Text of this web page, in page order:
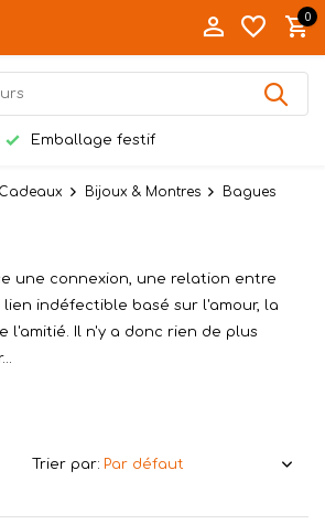
0
Emballage festif
Cadeaux Bijoux & Montres Bagues
une connexion, une relation entre
lien indéfectible basé sur l'amour, la
l'amitié. Il n'y a donc rien de plus
Trier par: